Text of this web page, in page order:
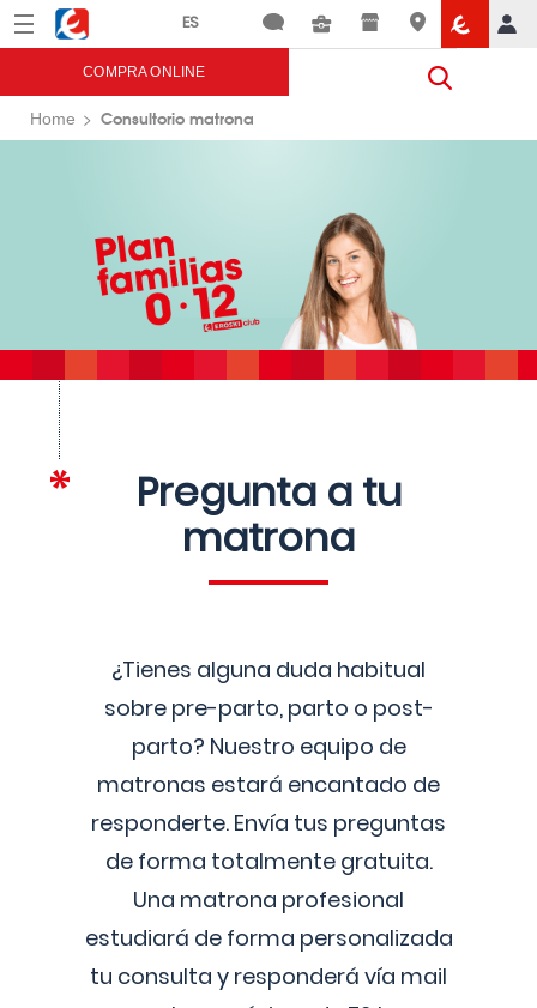
Menú Eroski
COMPRA ONLINE
Home Consultorio matrona
Pregunta a tu
matrona
¿Tienes alguna duda habitual
sobre pre-parto, parto o post-
parto? Nuestro equipo de
matronas estará encantado de
responderte. Envía tus preguntas
de forma totalmente gratuita.
Una matrona profesional
estudiará de forma personalizada
tu consulta y responderá vía mail